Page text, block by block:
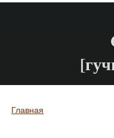
Вы здесь
Главная